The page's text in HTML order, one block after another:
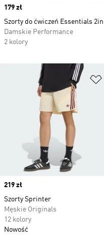
Price
179 zł
Szorty do ćwiczeń Essentials
Damskie Performance
2 kolory
Price
219 zł
Szorty Sprinter
Męskie Originals
12 kolory
Nowość